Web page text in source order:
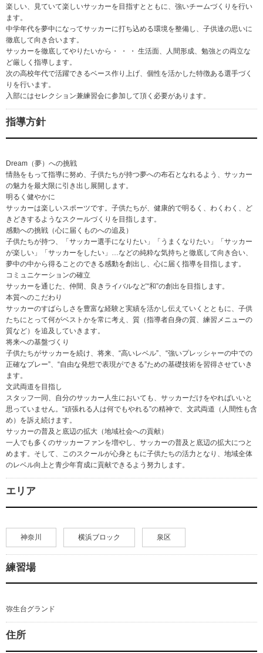
楽しい、見ていて楽しいサッカーを目指すとともに、強いチームづくりを行い
ます。
中学年代を夢中になってサッカーに打ち込める環境を整備し、子供達の思いに
徹底して向き合います。
サッカーを徹底してやりたいから・ ・ ・ 生活面、人間形成、勉強との両立な
ど厳しく指導します。
次の高校年代で活躍できるベース作り上げ、個性を活かした特徴ある選手づく
りを行います。
入部にはセレクション兼練習会に参加して頂く必要があります。
指導方針
Dream（夢）への挑戦
情熱をもって指導に努め、子供たちが持つ夢への布石となれるよう、サッカー
の魅力を最大限に引き出し展開します。
明るく健やかに
サッカーは楽しいスポーツです。子供たちが、健康的で明るく、わくわく、ど
きどきするようなスクールづくりを目指します。
感動への挑戦（心に届くものへの追及）
子供たちが持つ、「サッカー選手になりたい」「うまくなりたい」「サッカー
が楽しい」「サッカーをしたい」…などの純粋な気持ちと徹底して向き合い、
夢中の中から得ることのできる感動を創出し、心に届く指導を目指します。
コミュニケーションの確立
サッカーを通じた、仲間、良きライバルなど“和”の創出を目指します。
本質へのこだわり
サッカーのすばらしさを豊富な経験と実績を活かし伝えていくとともに、子供
たちにとって何がベストかを常に考え、質（指導者自身の質、練習メニューの
質など）を追及していきます。
将来への基盤づくり
子供たちがサッカーを続け、将来、“高いレベル”、“強いプレッシャーの中での
正確なプレー”、“自由な発想で表現ができる”ための基礎技術を習得させていき
ます。
文武両道を目指し
スタッフ一同、自分のサッカー人生においても、サッカーだけをやればいいと
思っていません。“頑張れる人は何でもやれる”の精神で、文武両道（人間性も含
め）を訴え続けます。
サッカーの普及と底辺の拡大（地域社会への貢献）
一人でも多くのサッカーファンを増やし、サッカーの普及と底辺の拡大につと
めます。そして、このスクールが心身ともに子供たちの活力となり、地域全体
のレベル向上と青少年育成に貢献できるよう努力します。
エリア
神奈川 横浜ブロック 泉区
練習場
弥生台グランド
住所